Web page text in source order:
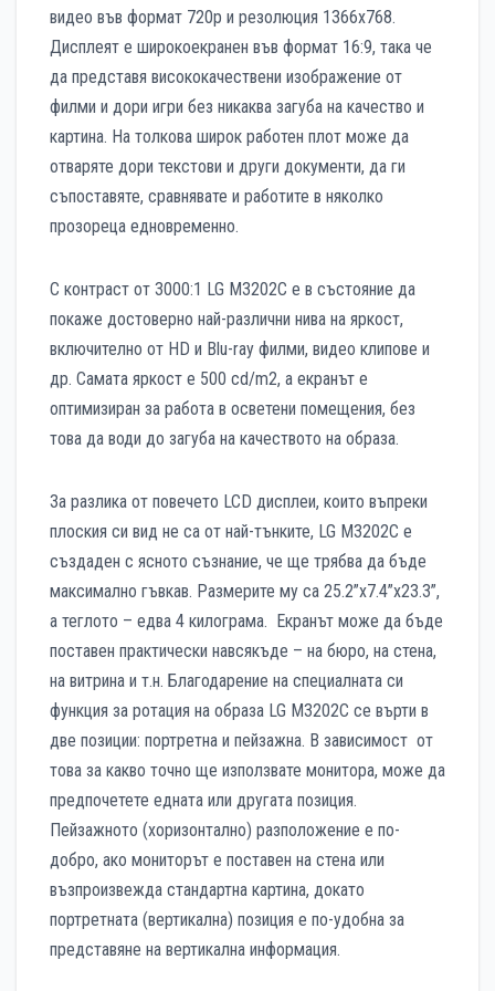
видео във формат 720р и резолюция 1366х768.
Дисплеят е широкоекранен във формат 16:9, така че
да представя висококачествени изображение от
филми и дори игри без никаква загуба на качество и
картина. На толкова широк работен плот може да
отваряте дори текстови и други документи, да ги
съпоставяте, сравнявате и работите в няколко
прозореца едновременно.
С контраст от 3000:1 LG M3202C е в състояние да
покаже достоверно най-различни нива на яркост,
включително от HD и Blu-ray филми, видео клипове и
др. Самата яркост е 500 cd/m2, а екранът е
оптимизиран за работа в осветени помещения, без
това да води до загуба на качеството на образа.
За разлика от повечето LCD дисплеи, които въпреки
плоския си вид не са от най-тънките, LG M3202C е
създаден с ясното съзнание, че ще трябва да бъде
максимално гъвкав. Размерите му са 25.2”х7.4”х23.3”,
а теглото – едва 4 килограма. Екранът може да бъде
поставен практически навсякъде – на бюро, на стена,
на витрина и т.н. Благодарение на специалната си
функция за ротация на образа LG M3202C се върти в
две позиции: портретна и пейзажна. В зависимост от
това за какво точно ще използвате монитора, може да
предпочетете едната или другата позиция.
Пейзажното (хоризонтално) разположение е по-
добро, ако мониторът е поставен на стена или
възпроизвежда стандартна картина, докато
портретната (вертикална) позиция е по-удобна за
представяне на вертикална информация.